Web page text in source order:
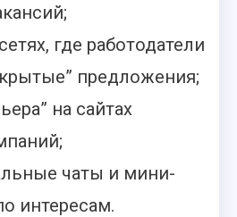
где работодатели
предложения;
на сайтах
чаты и мини-
интересам.